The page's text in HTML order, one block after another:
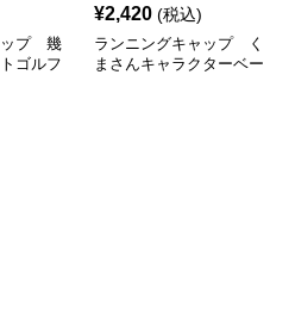
ップ 幾
ゴルフ
¥2,420 (税込)
ランニングキャップ く
まさんキャラクターベー